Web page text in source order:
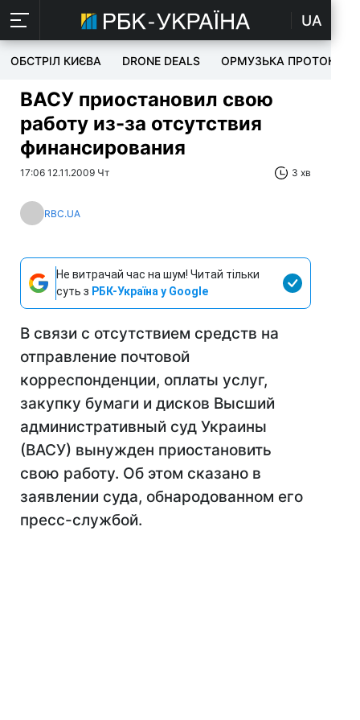
UA
ОБСТРІЛ КИЄВА DRONE DEALS ОРМУЗЬКА ПРОТОКА
ВАСУ приостановил свою
работу из-за отсутствия
финансирования
17:06 12.11.2009 Чт 3 хв
RBC.UA
Не витрачай час на шум! Читай тільки
суть з РБК-Україна у Google
В связи с отсутствием средств на
отправление почтовой
корреспонденции, оплаты услуг,
закупку бумаги и дисков Высший
административный суд Украины
(ВАСУ) вынужден приостановить
свою работу. Об этом сказано в
заявлении суда, обнародованном его
пресс-службой.